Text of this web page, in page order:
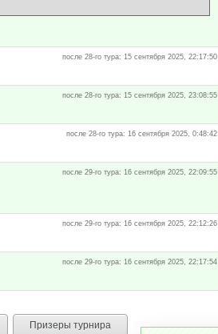
после 28-го тура: 15 сентября 2025, 22:17:50
после 28-го тура: 15 сентября 2025, 23:08:55
после 28-го тура: 16 сентября 2025, 0:48:42
после 29-го тура: 16 сентября 2025, 22:09:55
после 29-го тура: 16 сентября 2025, 22:12:26
после 29-го тура: 16 сентября 2025, 22:17:54
Призеры турнира